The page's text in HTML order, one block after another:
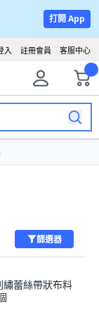
打開 App
客服中心
註冊會員
入
篩選器
繡蕾絲帶狀布料